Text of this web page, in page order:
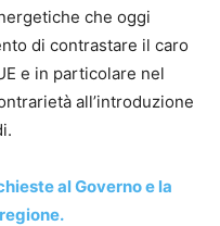
che oggi
di contrastare il caro
e in particolare nel
all’introduzione
al Governo e la